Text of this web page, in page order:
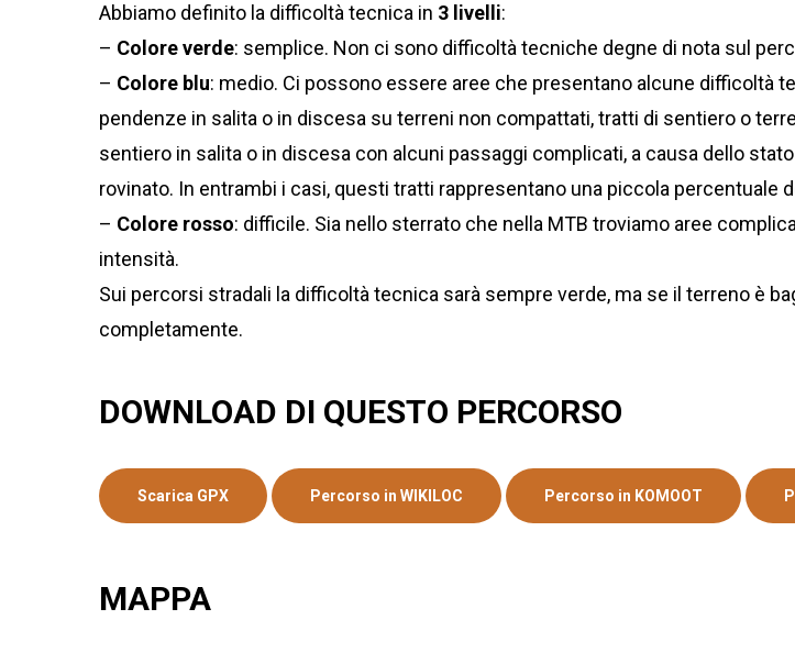
Abbiamo definito la difficoltà tecnica in 3 livelli:
– Colore verde: semplice. Non ci sono difficoltà tecniche degne di nota sul
– Colore blu: medio. Ci possono essere aree che presentano alcune difficoltà
pendenze in salita o in discesa su terreni non compattati, tratti di sentiero o
sentiero in salita o in discesa con alcuni passaggi complicati, a causa dello
rovinato. In entrambi i casi, questi tratti rappresentano una piccola percentuale
– Colore rosso: difficile. Sia nello sterrato che nella MTB troviamo aree
intensità.
Sui percorsi stradali la difficoltà tecnica sarà sempre verde, ma se il terreno è
completamente.
DOWNLOAD DI QUESTO PERCORSO
Scarica GPX Percorso in WIKILOC Percorso in KOMOOT
MAPPA